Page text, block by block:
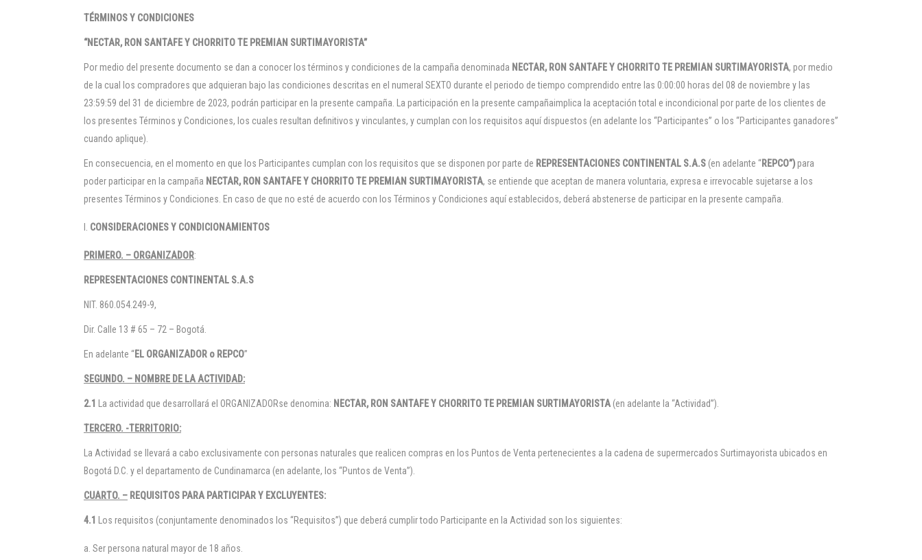
TÉRMINOS Y CONDICIONES
“NECTAR, RON SANTAFE Y CHORRITO TE PREMIAN SURTIMAYORISTA”
Por medio del presente documento se dan a conocer los términos y condiciones de la campaña denominada NECTAR, RON SANTAFE Y CHORRITO TE PREMIAN SURTIMAYORISTA, por medio
de la cual los compradores que adquieran bajo las condiciones descritas en el numeral SEXTO durante el periodo de tiempo comprendido entre las 0:00:00 horas del 08 de noviembre y las
23:59:59 del 31 de diciembre de 2023, podrán participar en la presente campaña. La participación en la presente campañaimplica la aceptación total e incondicional por parte de los clientes de
los presentes Términos y Condiciones, los cuales resultan definitivos y vinculantes, y cumplan con los requisitos aquí dispuestos (en adelante los “Participantes” o los “Participantes ganadores”
cuando aplique).
En consecuencia, en el momento en que los Participantes cumplan con los requisitos que se disponen por parte de REPRESENTACIONES CONTINENTAL S.A.S (en adelante “REPCO”) para
poder participar en la campaña NECTAR, RON SANTAFE Y CHORRITO TE PREMIAN SURTIMAYORISTA, se entiende que aceptan de manera voluntaria, expresa e irrevocable sujetarse a los
presentes Términos y Condiciones. En caso de que no esté de acuerdo con los Términos y Condiciones aquí establecidos, deberá abstenerse de participar en la presente campaña.
CONSIDERACIONES Y CONDICIONAMIENTOS
PRIMERO. – ORGANIZADOR:
REPRESENTACIONES CONTINENTAL S.A.S
NIT. 860.054.249-9,
Dir. Calle 13 # 65 – 72 – Bogotá.
En adelante “EL ORGANIZADOR o REPCO”
SEGUNDO. – NOMBRE DE LA ACTIVIDAD:
2.1 La actividad que desarrollará el ORGANIZADORse denomina: NECTAR, RON SANTAFE Y CHORRITO TE PREMIAN SURTIMAYORISTA (en adelante la “Actividad”).
TERCERO. -TERRITORIO:
La Actividad se llevará a cabo exclusivamente con personas naturales que realicen compras en los Puntos de Venta pertenecientes a la cadena de supermercados Surtimayorista ubicados en
Bogotá D.C. y el departamento de Cundinamarca (en adelante, los “Puntos de Venta”).
CUARTO. – REQUISITOS PARA PARTICIPAR Y EXCLUYENTES:
4.1 Los requisitos (conjuntamente denominados los “Requisitos”) que deberá cumplir todo Participante en la Actividad son los siguientes:
Ser persona natural mayor de 18 años.